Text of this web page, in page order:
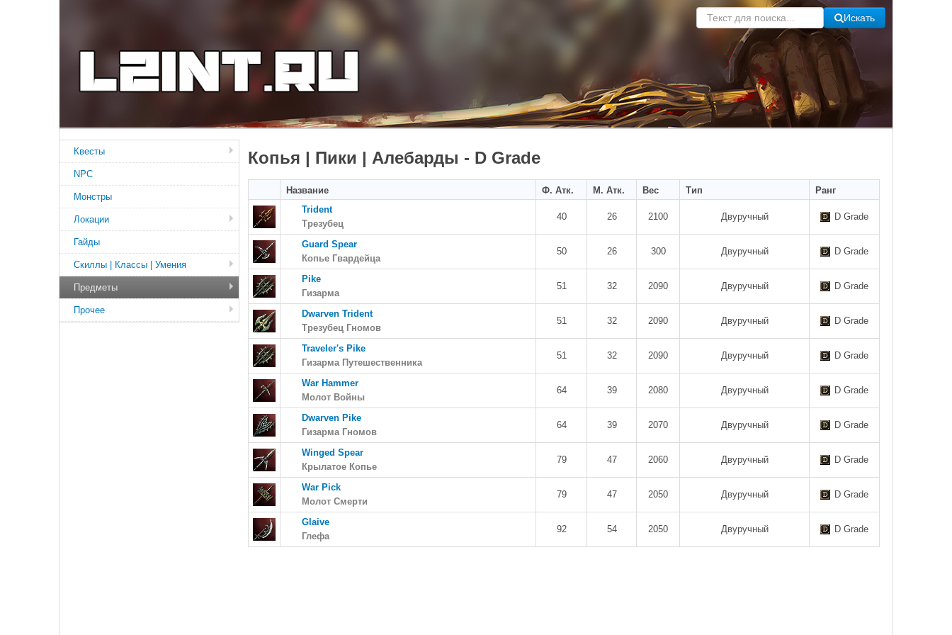
Искать
Копья | Пики | Алебарды - D Grade
Название Ф. Атк. М. Атк. Вес Тип
Ранг
Trident
Трезубец
40 26 2100 Двуручный D Grade
Guard Spear
Копье Гвардейца
50 26 300 Двуручный D Grade
Pike
Гизарма
51 32 2090 Двуручный D Grade
Dwarven Trident
Трезубец Гномов
51 32 2090 Двуручный D Grade
Traveler's Pike
Гизарма Путешественника
51 32 2090 Двуручный D Grade
War Hammer
Молот Войны
64 39 2080 Двуручный D Grade
Dwarven Pike
Гизарма Гномов
64 39 2070 Двуручный D Grade
Winged Spear
Крылатое Копье
79 47 2060 Двуручный D Grade
War Pick
Молот Смерти
79 47 2050 Двуручный D Grade
Glaive
Глефа
92 54 2050 Двуручный D Grade
Квесты
NPC
Монстры
Локации
Гайды
Скиллы | Классы | Умения
Предметы
Прочее